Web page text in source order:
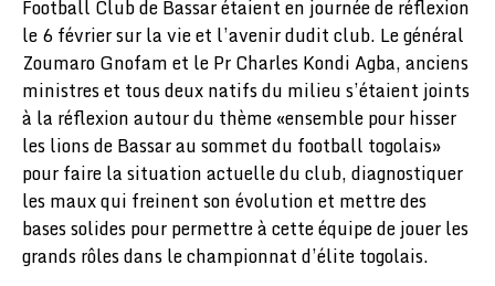
Football Club de Bassar étaient en journée de réflexion
le 6 février sur la vie et l’avenir dudit club. Le général
Zoumaro Gnofam et le Pr Charles Kondi Agba, anciens
ministres et tous deux natifs du milieu s’étaient joints
à la réflexion autour du thème «ensemble pour hisser
les lions de Bassar au sommet du football togolais»
pour faire la situation actuelle du club, diagnostiquer
les maux qui freinent son évolution et mettre des
bases solides pour permettre à cette équipe de jouer les
grands rôles dans le championnat d’élite togolais.